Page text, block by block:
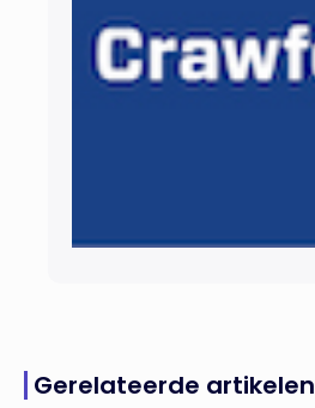
Gerelateerde artikelen